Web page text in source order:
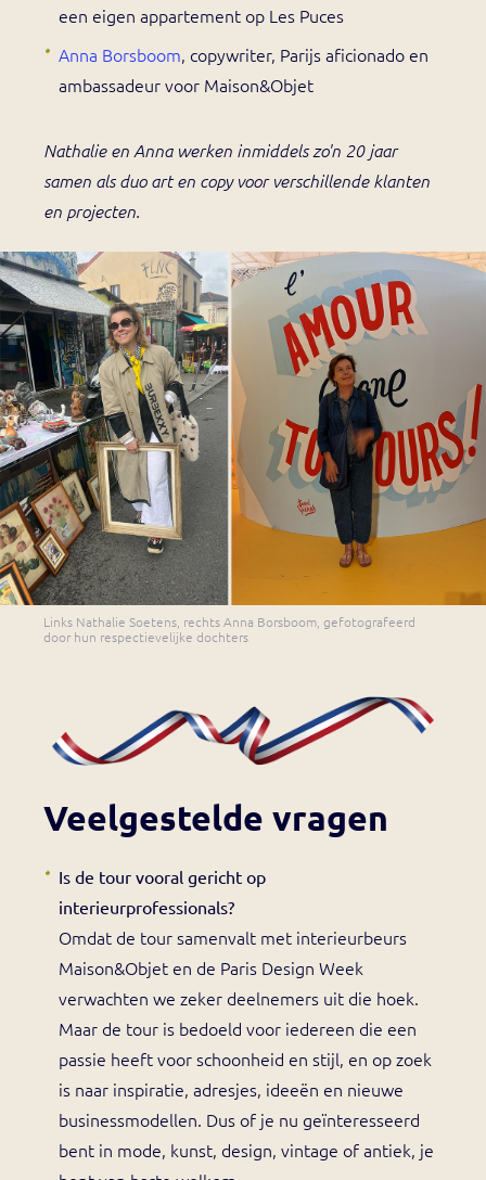
een eigen appartement op Les Puces
Anna Borsboom, copywriter, Parijs aficionado en
ambassadeur voor Maison&Objet
Nathalie en Anna werken inmiddels zo'n 20 jaar
samen als duo art en copy voor verschillende klanten
en projecten.
Links Nathalie Soetens, rechts Anna Borsboom, gefotografeerd
door hun respectievelijke dochters
Veelgestelde vragen
Is de tour vooral gericht op
interieurprofessionals?
Omdat de tour samenvalt met interieurbeurs
Maison&Objet en de Paris Design Week
verwachten we zeker deelnemers uit die hoek.
Maar de tour is bedoeld voor iedereen die een
passie heeft voor schoonheid en stijl, en op zoek
is naar inspiratie, adresjes, ideeën en nieuwe
businessmodellen. Dus of je nu geïnteresseerd
bent in mode, kunst, design, vintage of antiek, je